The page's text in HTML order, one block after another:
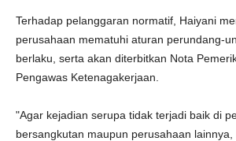
Terhadap pelanggaran normatif, Haiyani
perusahaan mematuhi aturan perundang-
berlaku, serta akan diterbitkan Nota
Pengawas Ketenagakerjaan.
"Agar kejadian serupa tidak terjadi baik di
bersangkutan maupun perusahaan lainnya,